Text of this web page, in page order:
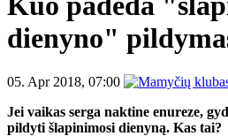
dienyno"
05. Apr 2018, 07:00
Jei vaikas serga naktine enureze,
pildyti šlapinimosi dienyną. Kas tai?